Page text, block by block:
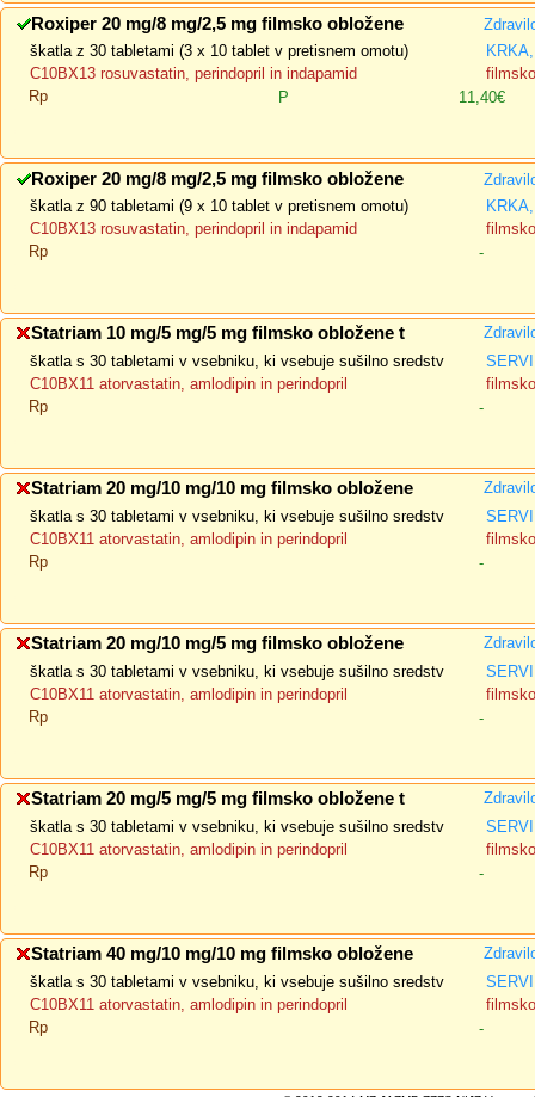
Roxiper 20 mg/8 mg/2,5 mg filmsko obložene
škatla z 30 tabletami (3 x 10 tablet v pretisnem omotu)
C10BX13 rosuvastatin, perindopril in indapamid
Rp
P 11,40€
Roxiper 20 mg/8 mg/2,5 mg filmsko obložene
škatla z 90 tabletami (9 x 10 tablet v pretisnem omotu)
C10BX13 rosuvastatin, perindopril in indapamid
Rp
-
Statriam 10 mg/5 mg/5 mg filmsko obložene t
škatla s 30 tabletami v vsebniku, ki vsebuje sušilno sredstv
C10BX11 atorvastatin, amlodipin in perindopril
Rp
-
Statriam 20 mg/10 mg/10 mg filmsko obložene
škatla s 30 tabletami v vsebniku, ki vsebuje sušilno sredstv
C10BX11 atorvastatin, amlodipin in perindopril
Rp
-
Statriam 20 mg/10 mg/5 mg filmsko obložene
škatla s 30 tabletami v vsebniku, ki vsebuje sušilno sredstv
C10BX11 atorvastatin, amlodipin in perindopril
Rp
-
Statriam 20 mg/5 mg/5 mg filmsko obložene t
škatla s 30 tabletami v vsebniku, ki vsebuje sušilno sredstv
C10BX11 atorvastatin, amlodipin in perindopril
Rp
-
Statriam 40 mg/10 mg/10 mg filmsko obložene
škatla s 30 tabletami v vsebniku, ki vsebuje sušilno sredstv
C10BX11 atorvastatin, amlodipin in perindopril
Rp
-